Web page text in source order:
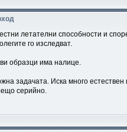
летателни способности и
го изследват.
образци има налице.
задачата. Иска много
серийно.